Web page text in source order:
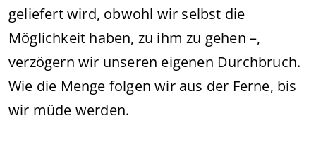
geliefert wird, obwohl wir selbst die
Möglichkeit haben, zu ihm zu gehen –,
verzögern wir unseren eigenen Durchbruch.
Wie die Menge folgen wir aus der Ferne, bis
wir müde werden.